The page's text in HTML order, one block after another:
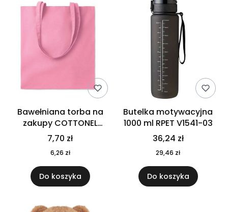
Bawełniana torba na
zakupy COTTONEL
COLOUR++ MO9846-11
7,70 zł
6,26 zł
Do koszyka
Butelka motywacyjna
1000 ml RPET V1541-03
36,24 zł
29,46 zł
Do koszyka